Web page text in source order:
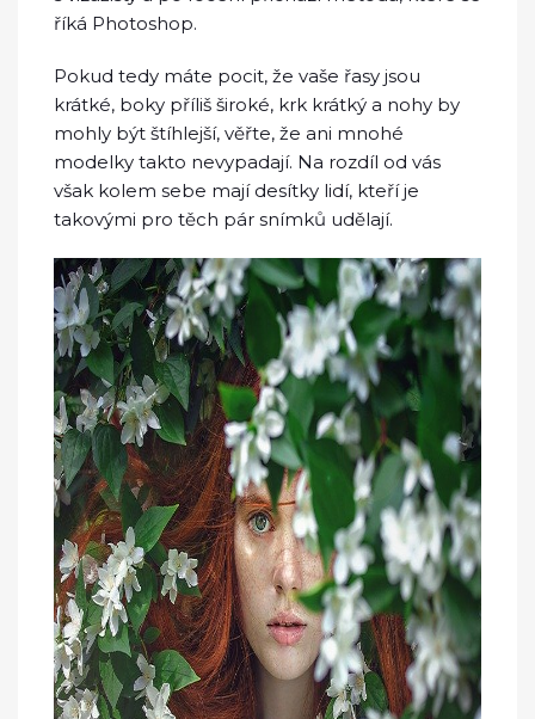
říká Photoshop.
Pokud tedy máte pocit, že vaše řasy jsou
krátké, boky příliš široké, krk krátký a nohy by
mohly být štíhlejší, věřte, že ani mnohé
modelky takto nevypadají. Na rozdíl od vás
však kolem sebe mají desítky lidí, kteří je
takovými pro těch pár snímků udělají.